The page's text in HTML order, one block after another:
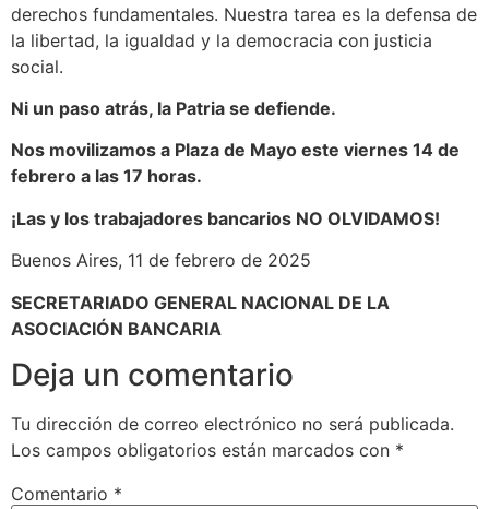
derechos fundamentales. Nuestra tarea es la defensa de
la libertad, la igualdad y la democracia con justicia
social.
Ni un paso atrás, la Patria se defiende.
Nos movilizamos a Plaza de Mayo este viernes 14 de
febrero a las 17 horas.
¡Las y los trabajadores bancarios NO OLVIDAMOS!
Buenos Aires, 11 de febrero de 2025
SECRETARIADO GENERAL NACIONAL DE LA
ASOCIACIÓN BANCARIA
Deja un comentario
Tu dirección de correo electrónico no será publicada.
Los campos obligatorios están marcados con *
Comentario *